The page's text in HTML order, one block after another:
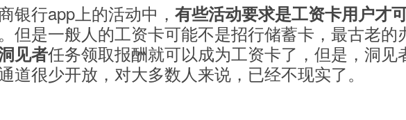
银行app上的活动中， 有些活动要求是工资卡用户才
。但是一般人的工资卡可能不是招行储蓄卡，最古老的
见者任务领取报酬就可以成为工资卡了，但是，洞见
道很少开放，对大多数人来说，已经不现实了。